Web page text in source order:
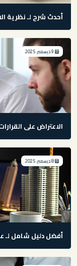
أحدث شرح لـ نظرية
الاعتراض على القرارات الادارية
أفضل دليل شامل لـ عقود مقاولات